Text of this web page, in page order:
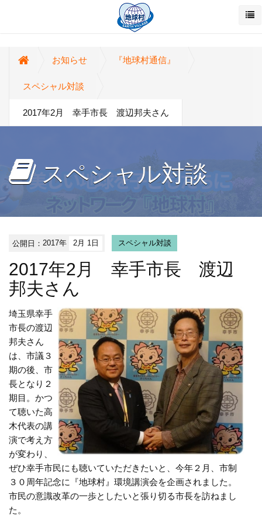
お知らせ 『地球村通信』
スペシャル対談
2017年2月 幸手市長 渡辺邦夫さん
スペシャル対談
公開日：2017年 2月 1日 スペシャル対談
2017年2月 幸手市長 渡辺
邦夫さん
埼玉県幸手
市長の渡辺
邦夫さん
は、市議３
期の後、市
長となり２
期目。かつ
て聴いた高
木代表の講
演で考え方
が変わり、
ぜひ幸手市民にも聴いていただきたいと、今年２月、市制
３０周年記念に『地球村』環境講演会を企画されました。
市民の意識改革の一歩としたいと張り切る市長を訪ねまし
た。